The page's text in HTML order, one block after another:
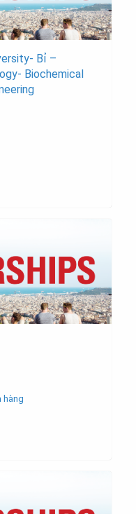
Bỉ –
Biochemical
hàng